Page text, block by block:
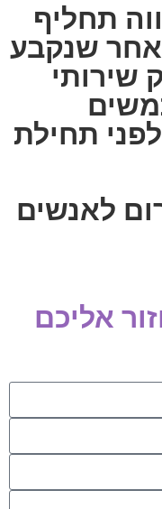
תחליף
אחר שנקבע
שירותי
תחילת
לאנשים
אליכם